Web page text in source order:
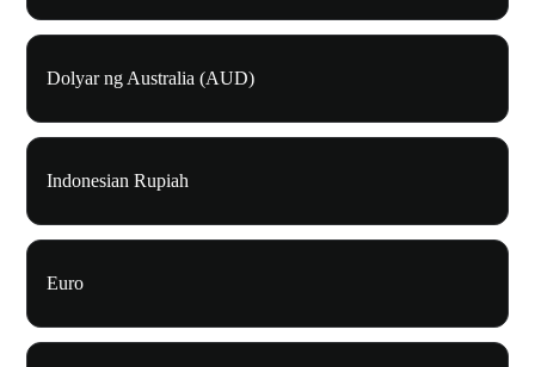
Dolyar ng Australia (AUD)
Indonesian Rupiah
Euro